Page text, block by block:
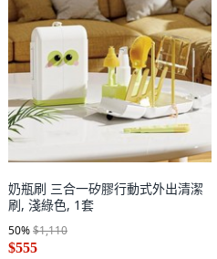
奶瓶刷 三合一矽膠行動式外出清潔
刷, 淺綠色, 1套
50%$1,110
$555